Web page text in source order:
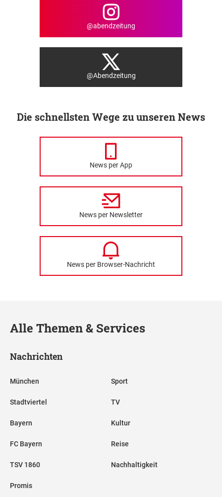
@abendzeitung
@Abendzeitung
Die schnellsten Wege zu unseren News
News per App
News per Newsletter
News per Browser-Nachricht
Alle Themen & Services
Nachrichten
München
Stadtviertel
Bayern
FC Bayern
TSV 1860
Promis
Sport
TV
Kultur
Reise
Nachhaltigkeit